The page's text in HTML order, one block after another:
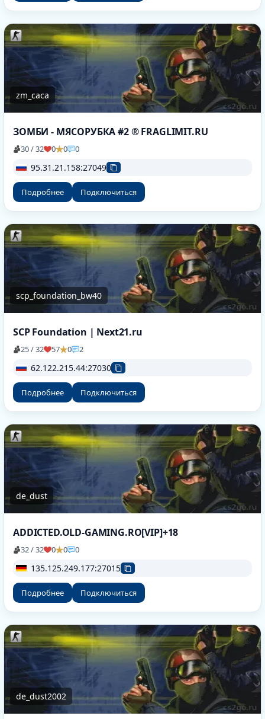
zm_caca
ЗОМБИ - МЯСОРУБКА #2 ® FRAGLIMIT.RU
30 / 32 0 0 0
95.31.21.158:27049
Подробнее Подключиться
scp_foundation_bw40
SCP Foundation | Next21.ru
25 / 32 57 0 2
62.122.215.44:27030
Подробнее Подключиться
de_dust
ADDICTED.OLD-GAMING.RO[VIP]+18
32 / 32 0 0 0
135.125.249.177:27015
Подробнее Подключиться
de_dust2002